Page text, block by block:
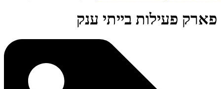
פארק פעילות בייתי ענק